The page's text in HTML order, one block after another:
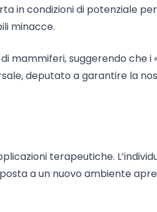
in condizioni di potenziale
minacce.
mammiferi, suggerendo che i
deputato a garantire la
terapeutiche.
a un nuovo ambiente